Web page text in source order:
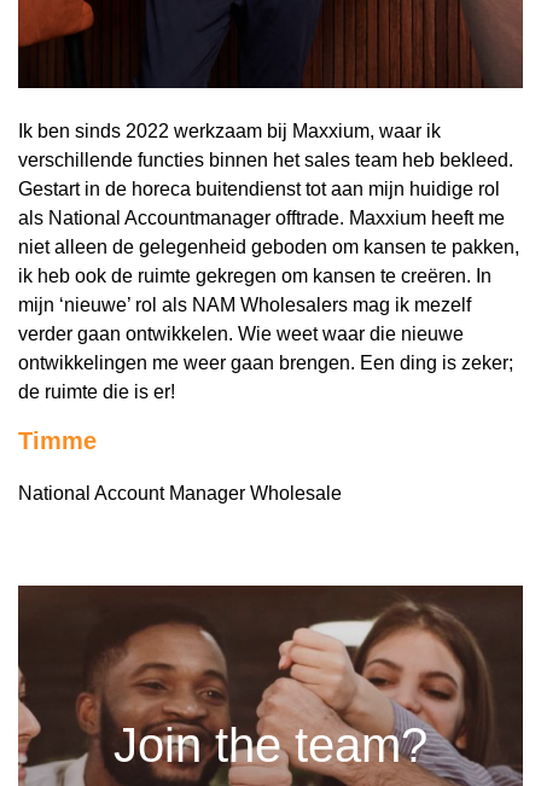
Ik ben sinds 2022 werkzaam bij Maxxium, waar ik
verschillende functies binnen het sales team heb bekleed.
Gestart in de horeca buitendienst tot aan mijn huidige rol
als National Accountmanager offtrade. Maxxium heeft me
niet alleen de gelegenheid geboden om kansen te pakken,
ik heb ook de ruimte gekregen om kansen te creëren. In
mijn ‘nieuwe’ rol als NAM Wholesalers mag ik mezelf
verder gaan ontwikkelen. Wie weet waar die nieuwe
ontwikkelingen me weer gaan brengen. Een ding is zeker;
de ruimte die is er!
Timme
National Account Manager Wholesale
Join the team?